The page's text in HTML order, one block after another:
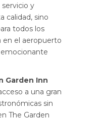
y
calidad, sino
todos los
en el aeropuerto
Garden Inn
a una gran
sin
The Garden